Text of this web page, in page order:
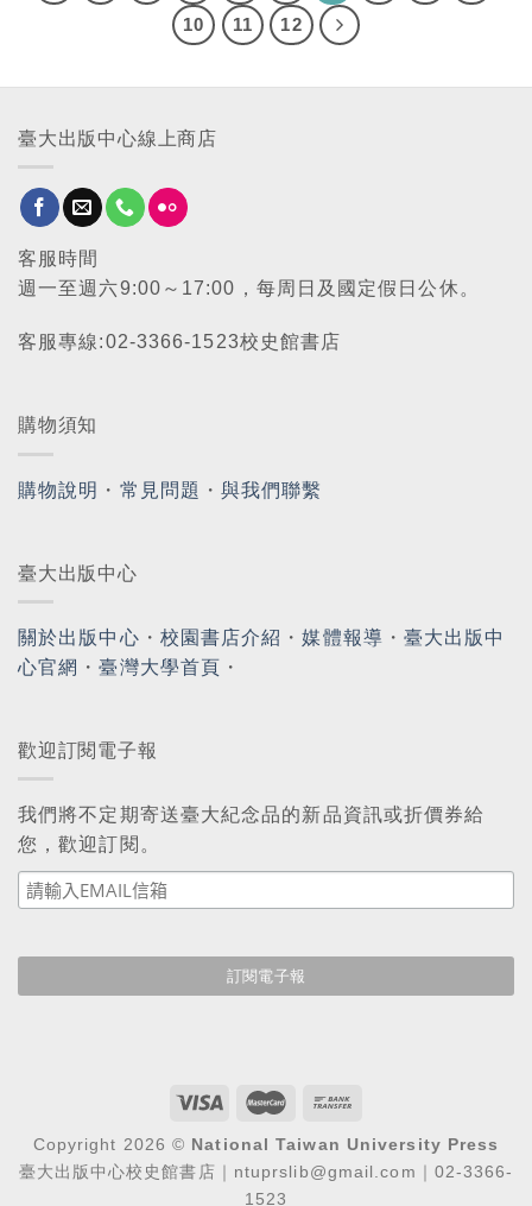
10
11 12
臺大出版中心線上商店
客服時間
週一至週六9:00～17:00，每周日及國定假日公休。
客服專線:02-3366-1523校史館書店
購物須知
購物說明 ・ 常見問題 ・與我們聯繫
臺大出版中心
關於出版中心 ・ 校園書店介紹 ・媒體報導 ・ 臺大出版中
心官網 ・臺灣大學首頁 ・
歡迎訂閱電子報
我們將不定期寄送臺大紀念品的新品資訊或折價券給
您，歡迎訂閱。
Copyright 2026 © National Taiwan University Press
臺大出版中心校史館書店｜ntuprslib@gmail.com｜02-3366-
1523